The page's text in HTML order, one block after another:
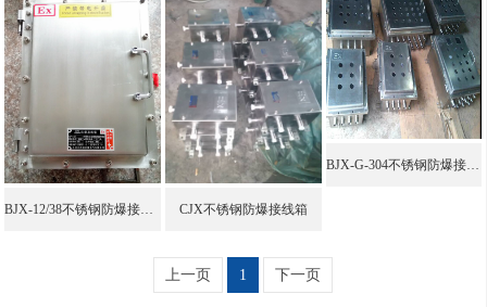
BJX-12/38不锈钢防爆接线箱 CJX不锈钢防爆接线箱
BJX-G-304不锈钢防爆接线箱
上一页 1 下一页